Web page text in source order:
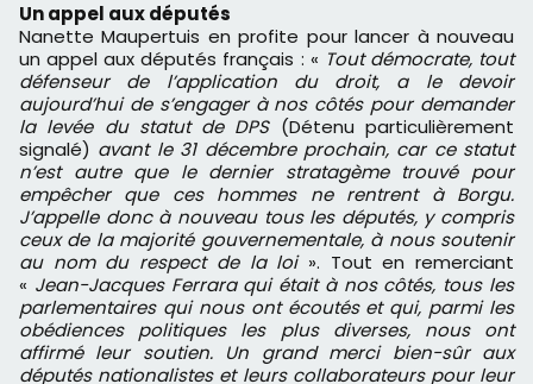
Un appel aux députés
Nanette Maupertuis en profite pour lancer à nouveau
un appel aux députés français : « Tout démocrate, tout
défenseur de l’application du droit, a le devoir
aujourd’hui de s’engager à nos côtés pour demander
la levée du statut de DPS(Détenu particulièrement
signalé) avant le 31 décembre prochain, car ce statut
n’est autre que le dernier stratagème trouvé pour
empêcher que ces hommes ne rentrent à Borgu.
J’appelle donc à nouveau tous les députés, y compris
ceux de la majorité gouvernementale, à nous soutenir
au nom du respect de la loi ». Tout en remerciant
« Jean-Jacques Ferrara qui était à nos côtés, tous les
parlementaires qui nous ont écoutés et qui, parmi les
obédiences politiques les plus diverses, nous ont
affirmé leur soutien. Un grand merci bien-sûr aux
députés nationalistes et leurs collaborateurs pour leur